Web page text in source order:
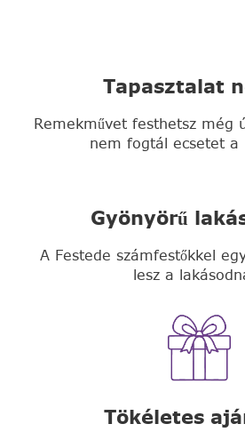
Tapasztalat
Remekművet festhetsz még
nem fogtál ecsetet a
Gyönyörű
A Festede számfestőkkel
lesz a
Tökéletes